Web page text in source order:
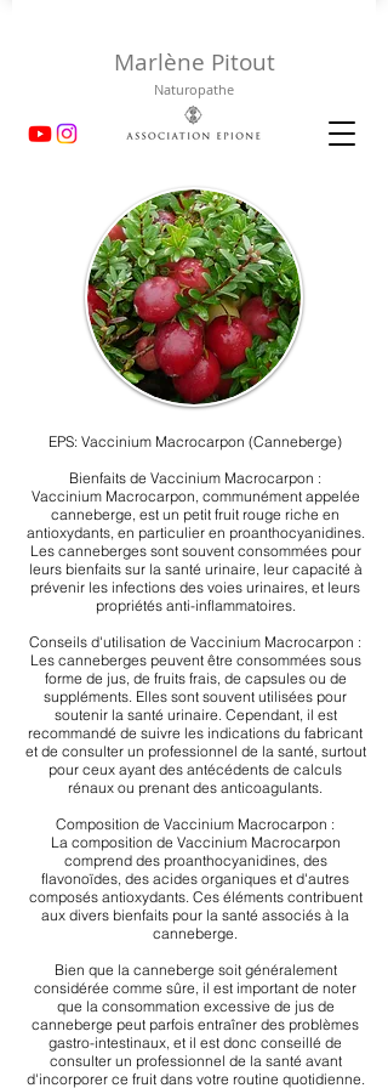
Marlène Pitout
Naturopathe
EPS: Vaccinium Macrocarpon (Canneberge)
Bienfaits de Vaccinium Macrocarpon :
Vaccinium Macrocarpon, communément appelée
canneberge, est un petit fruit rouge riche en
antioxydants, en particulier en proanthocyanidines.
Les canneberges sont souvent consommées pour
leurs bienfaits sur la santé urinaire, leur capacité à
prévenir les infections des voies urinaires, et leurs
propriétés anti-inflammatoires.
Conseils d'utilisation de Vaccinium Macrocarpon :
Les canneberges peuvent être consommées sous
forme de jus, de fruits frais, de capsules ou de
suppléments. Elles sont souvent utilisées pour
soutenir la santé urinaire. Cependant, il est
recommandé de suivre les indications du fabricant
et de consulter un professionnel de la santé, surtout
pour ceux ayant des antécédents de calculs
rénaux ou prenant des anticoagulants.
Composition de Vaccinium Macrocarpon :
La composition de Vaccinium Macrocarpon
comprend des proanthocyanidines, des
flavonoïdes, des acides organiques et d'autres
composés antioxydants. Ces éléments contribuent
aux divers bienfaits pour la santé associés à la
canneberge.
Bien que la canneberge soit généralement
considérée comme sûre, il est important de noter
que la consommation excessive de jus de
canneberge peut parfois entraîner des problèmes
gastro-intestinaux, et il est donc conseillé de
consulter un professionnel de la santé avant
d'incorporer ce fruit dans votre routine quotidienne.